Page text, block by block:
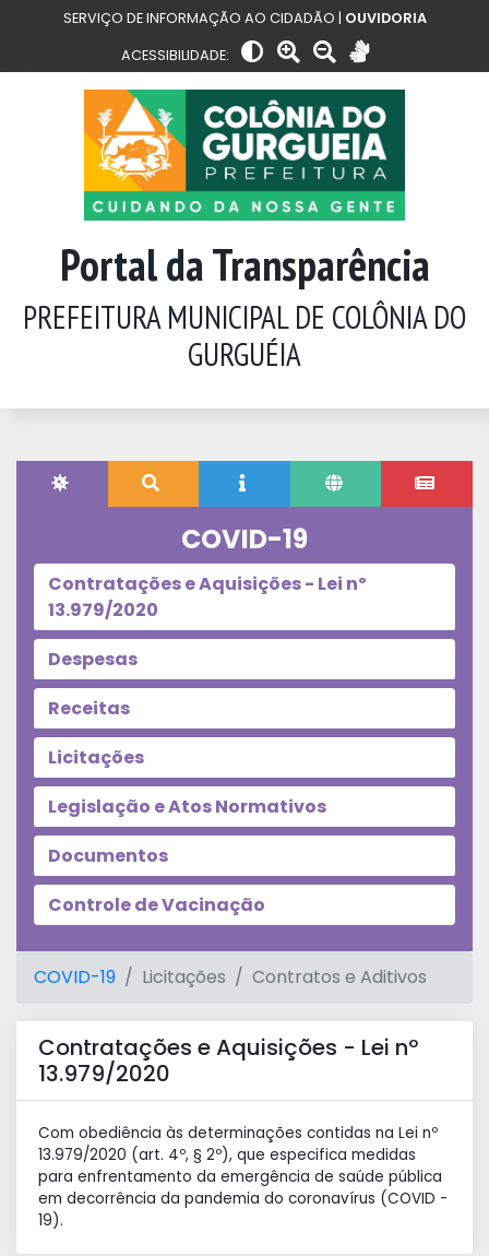
SERVIÇO DE INFORMAÇÃO AO CIDADÃO | OUVIDORIA
ACESSIBILIDADE:
Portal da Transparência
PREFEITURA MUNICIPAL DE COLÔNIA DO
GURGUÉIA
COVID-19
Contratações e Aquisições - Lei nº
13.979/2020
Despesas
Receitas
Licitações
Legislação e Atos Normativos
Documentos
Controle de Vacinação
COVID-19 Licitações Contratos e Aditivos
Contratações e Aquisições - Lei nº
13.979/2020
Com obediência às determinações contidas na Lei nº
13.979/2020 (art. 4º, § 2º), que especifica medidas
para enfrentamento da emergência de saúde pública
em decorrência da pandemia do coronavírus (COVID -
19).